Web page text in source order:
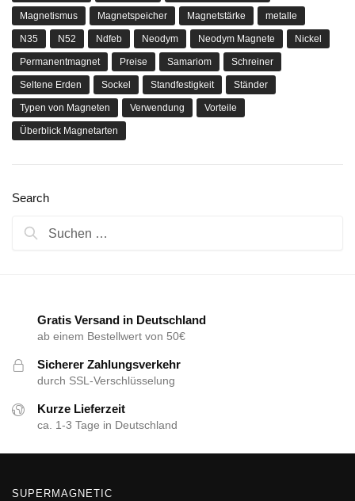
Magnetismus Magnetspeicher Magnetstärke metalle
N35 N52 Ndfeb Neodym Neodym Magnete Nickel
Permanentmagnet Preise Samariom Schreiner
Seltene Erden Sockel Standfestigkeit Ständer
Typen von Magneten Verwendung Vorteile
Überblick Magnetarten
Search
Gratis Versand in Deutschland
ab einem Bestellwert von 50€
Sicherer Zahlungsverkehr
durch SSL-Verschlüsselung
Kurze Lieferzeit
ca. 1-3 Tage in Deutschland
SUPERMAGNETIC